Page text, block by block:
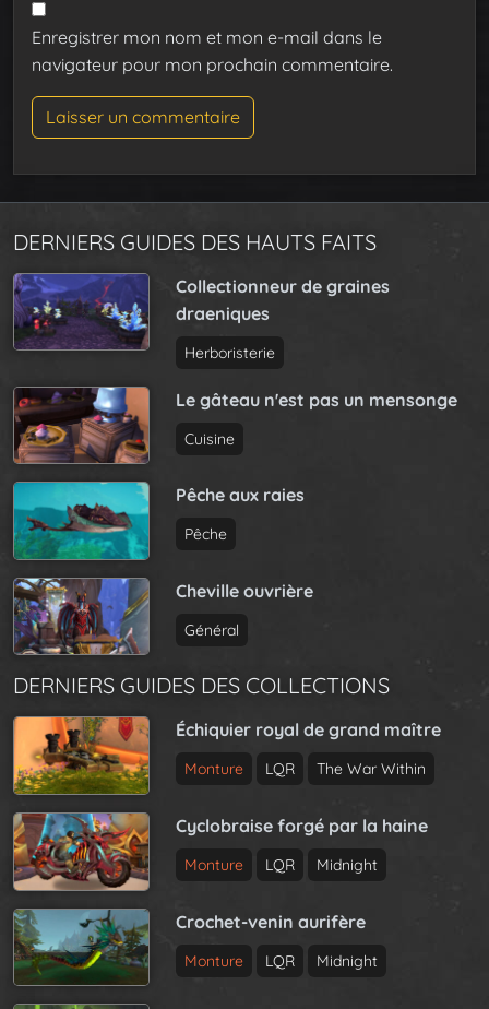
Enregistrer mon nom et mon e-mail dans le
navigateur pour mon prochain commentaire.
DERNIERS GUIDES DES HAUTS FAITS
Collectionneur de graines
draeniques
Herboristerie
Le gâteau n'est pas un mensonge
Cuisine
Pêche aux raies
Pêche
Cheville ouvrière
Général
DERNIERS GUIDES DES COLLECTIONS
Échiquier royal de grand maître
Monture LQR The War Within
Cyclobraise forgé par la haine
Monture LQR Midnight
Crochet-venin aurifère
Monture LQR Midnight